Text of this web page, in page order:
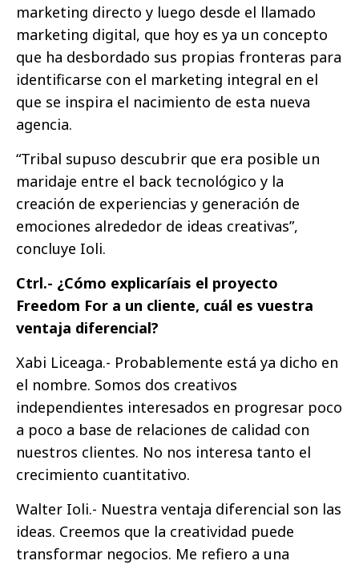
marketing directo y luego desde el llamado
marketing digital, que hoy es ya un concepto
que ha desbordado sus propias fronteras para
identificarse con el marketing integral en el
que se inspira el nacimiento de esta nueva
agencia.
“Tribal supuso descubrir que era posible un
maridaje entre el back tecnológico y la
creación de experiencias y generación de
emociones alrededor de ideas creativas”,
concluye Ioli.
Ctrl.- ¿Cómo explicaríais el proyecto
Freedom For a un cliente, cuál es vuestra
ventaja diferencial?
Xabi Liceaga.- Probablemente está ya dicho en
el nombre. Somos dos creativos
independientes interesados en progresar poco
a poco a base de relaciones de calidad con
nuestros clientes. No nos interesa tanto el
crecimiento cuantitativo.
Walter Ioli.- Nuestra ventaja diferencial son las
ideas. Creemos que la creatividad puede
transformar negocios. Me refiero a una